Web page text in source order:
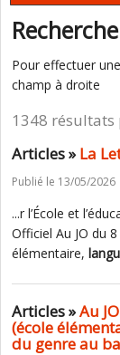
Pour effectuer
champ à droite
1348 résultats
Articles »La
Publié le 13/05/2026
...r l’École et
Officiel Au JO du
élémentaire,
Articles »Au
(école
du genre au